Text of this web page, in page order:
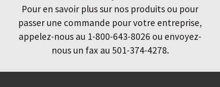
Pour en savoir plus sur nos produits ou pour
passer une commande pour votre entreprise,
appelez-nous au 1-800-643-8026 ou envoyez-
nous un fax au 501-374-4278.